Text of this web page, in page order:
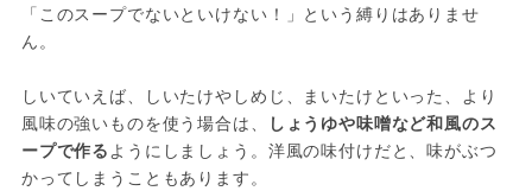
「このスープでないといけない！」という縛りはありませ
ん。
しいていえば、しいたけやしめじ、まいたけといった、より
風味の強いものを使う場合は、
しょうゆや味噌など和風のス
ープで作るようにしましょう。洋風の味付けだと、味がぶつ
かってしまうこともあります。